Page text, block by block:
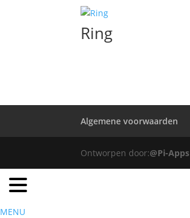
Ring
Algemene voorwaarden
Ontworpen door:@Pi-Apps
MENU